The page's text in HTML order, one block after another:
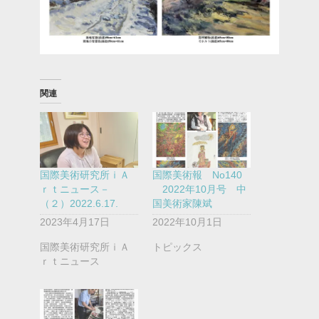
関連
国際美術研究所ｉＡ
ｒｔニュース－
（２）2022.6.17.
2023年4月17日
国際美術研究所ｉＡ
ｒｔニュース
国際美術報 No140
2022年10月号 中
国美術家陳斌
2022年10月1日
トピックス